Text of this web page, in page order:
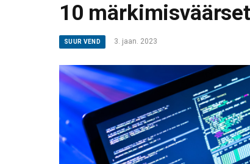
10
SUUR VEND 3. jaan. 2023